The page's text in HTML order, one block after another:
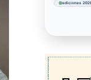
ediciones